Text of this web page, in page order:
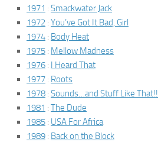
1971 : Smackwater Jack
1972 : You’ve Got It Bad, Girl
1974 : Body Heat
1975 : Mellow Madness
1976 : I Heard That
1977 : Roots
1978 : Sounds…and Stuff Like That!!
1981 : The Dude
1985 : USA For Africa
1989 : Back on the Block